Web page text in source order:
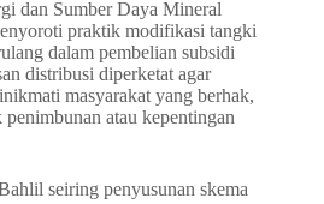
dan Sumber Daya Mineral
praktik modifikasi tangki
dalam pembelian subsidi
distribusi diperketat agar
masyarakat yang berhak,
atau kepentingan
seiring penyusunan skema